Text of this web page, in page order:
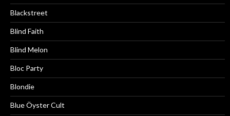
Blackstreet
Blind Faith
Blind Melon
Bloc Party
Blondie
Blue Öyster Cult